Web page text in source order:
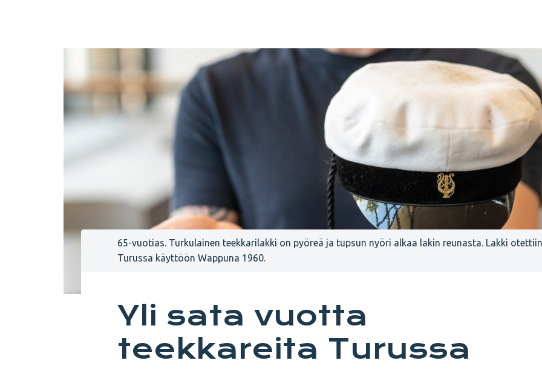
65-vuotias. Turkulainen teekkarilakki on pyöreä ja tupsun nyöri alkaa lakin reunasta. Lakki otettiin
Turussa käyttöön Wappuna 1960.
Yli sata vuotta
teekkareita Turussa